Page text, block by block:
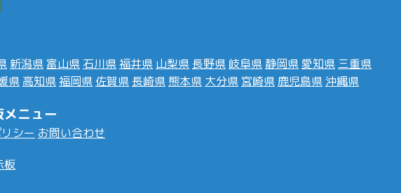
新潟県 富山県 石川県福井県 山梨県 長野県 岐阜県 静岡県愛知県 三重県
県 高知県福岡県 佐賀県 長崎県 熊本県 大分県 宮崎県 鹿児島県 沖縄県
ニュー
シー お問い合わせ
板